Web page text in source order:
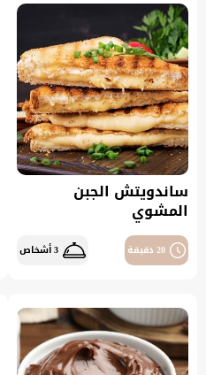
ساندويتش الجبن
المشوي
20 دقيقة 3 أشخاص